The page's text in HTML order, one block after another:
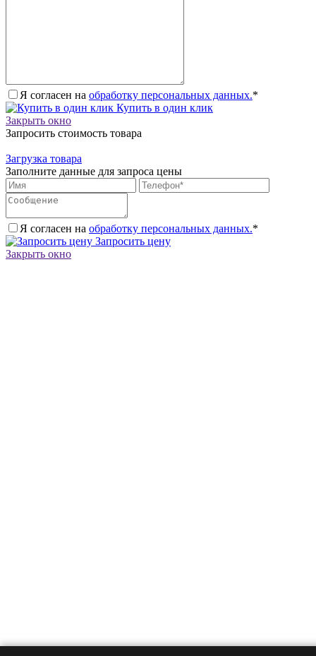
Я согласен на обработку персональных данных.*
Купить в один клик
Закрыть окно
Запросить стоимость товара
Загрузка товара
Заполните данные для запроса цены
Я согласен на обработку персональных данных.*
Запросить цену
Закрыть окно